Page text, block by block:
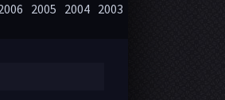
2005 2004 2003